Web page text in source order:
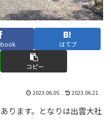
はてブ
コピー
2023.06.05 2023.06.21
ります。となりは出雲大社